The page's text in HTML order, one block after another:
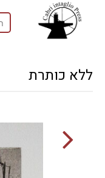
ללא כותרת